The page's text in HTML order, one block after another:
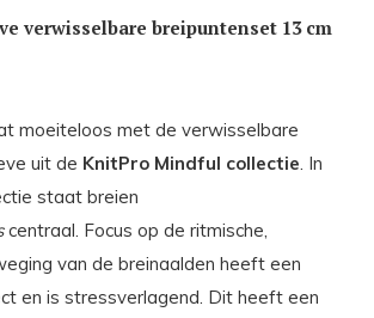
verwisselbare breipuntenset 13 cm
moeiteloos met de verwisselbare
uit de KnitPro Mindful collectie. In
staat breien
centraal. Focus op de ritmische,
van de breinaalden heeft een
en is stressverlagend. Dit heeft een